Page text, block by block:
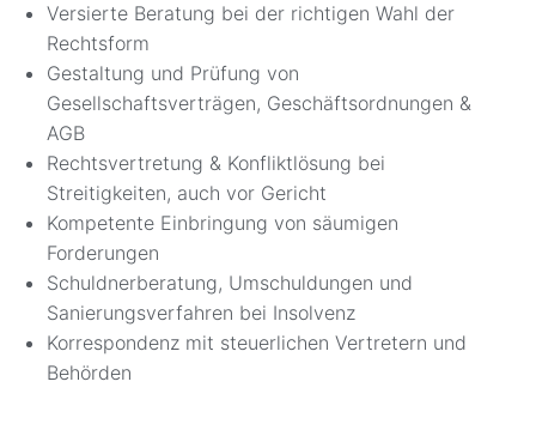
Versierte Beratung bei der richtigen Wahl der
Rechtsform
Gestaltung und Prüfung von
Gesellschaftsverträgen, Geschäftsordnungen &
AGB
Rechtsvertretung & Konfliktlösung bei
Streitigkeiten, auch vor Gericht
Kompetente Einbringung von säumigen
Forderungen
Schuldnerberatung, Umschuldungen und
Sanierungsverfahren bei Insolvenz
Korrespondenz mit steuerlichen Vertretern und
Behörden